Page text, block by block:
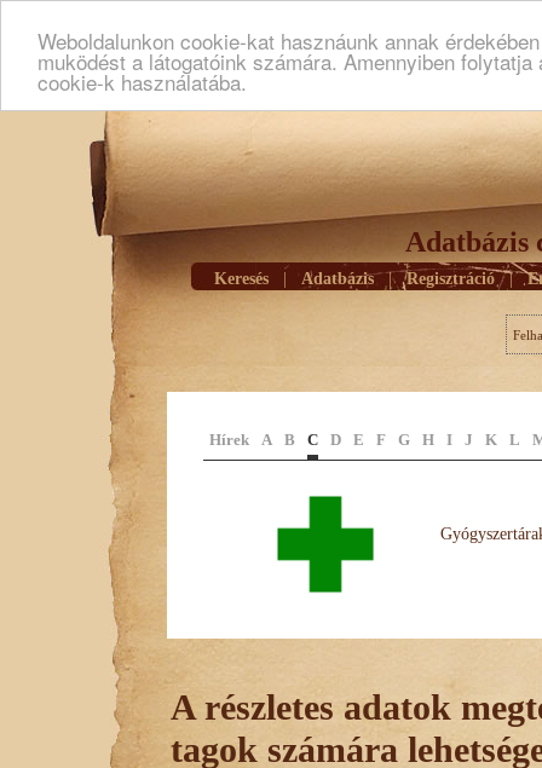
Weboldalunkon cookie-kat hasznáunk annak
muködést a látogatóink számára. Amennyiben
cookie-k használatába.
Adatbázis
Keresés Adatbázis | Regisztráció |
Hírek A B C D E F G H I J K L
A részletes adatok
tagok számára